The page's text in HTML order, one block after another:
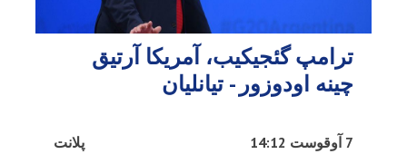
ترامپ گئجیکیب، آمریکا آرتیق
چینه اودوزور - تیانلیان
پلانت 7 آوقوست 14:12